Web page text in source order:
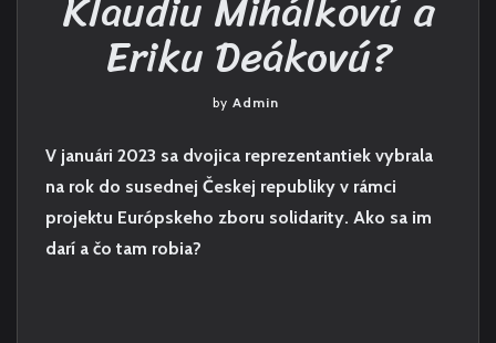
Eriku Deákovú?
by Admin
V januári 2023 sa dvojica reprezentantiek vybrala
na rok do susednej Českej republiky v rámci
projektu Európskeho zboru solidarity. Ako sa im
darí a čo tam robia?